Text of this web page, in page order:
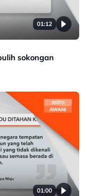
01:12
sokongan
01:00